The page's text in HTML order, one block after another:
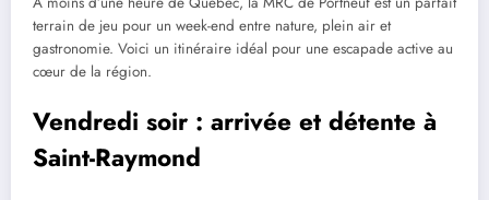
terrain de jeu pour un week-end entre nature, plein air et
gastronomie. Voici un itinéraire idéal pour une escapade active au
cœur de la région.
Vendredi soir : arrivée et détente à
Saint-Raymond